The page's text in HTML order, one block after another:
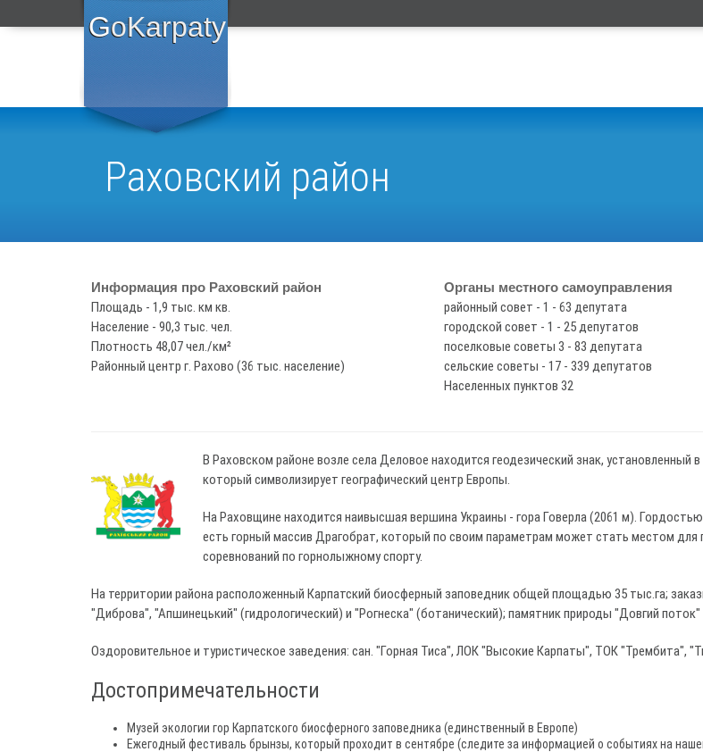
GoKarpaty
Раховский район
Информация про Раховский район
Площадь - 1,9 тыс. км кв.
Население - 90,3 тыс. чел.
Плотность 48,07 чел./км²
Районный центр г. Рахово (36 тыс. население)
Органы местного самоуправления
районный совет - 1 - 63 депутата
городской совет - 1 - 25 депутатов
поселковые советы 3 - 83 депутата
сельские советы - 17 - 339 депутатов
Населенных пунктов 32
В Раховском районе возле села Деловое находится геодезический знак, установленный в
который символизирует географический центр Европы.
На Раховщине находится наивысшая вершина Украины - гора Говерла (2061 м).
есть горный массив Драгобрат, который по своим параметрам может стать местом для
соревнований по горнолыжному спорту.
На территории района расположенный Карпатский биосферный заповедник общей площадью 35 тыс.га;
"Диброва", "Апшинецький" (гидрологический) и "Рогнеска" (ботанический); памятник природы "Довгий поток"
Оздоровительное и туристическое заведения: сан. "Горная Тиса", ЛОК "Высокие Карпаты", ТОК "Трембита",
Достопримечательности
Музей экологии гор Карпатского биосферного заповедника (единственный в Европе)
Ежегодный фестиваль брынзы, который проходит в сентябре (следите за информацией о событиях на